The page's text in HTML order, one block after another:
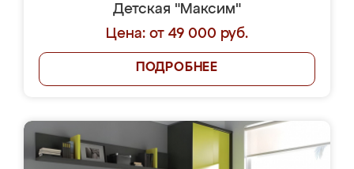
Детская "Максим"
Цена: от 49 000 руб.
ПОДРОБНЕЕ